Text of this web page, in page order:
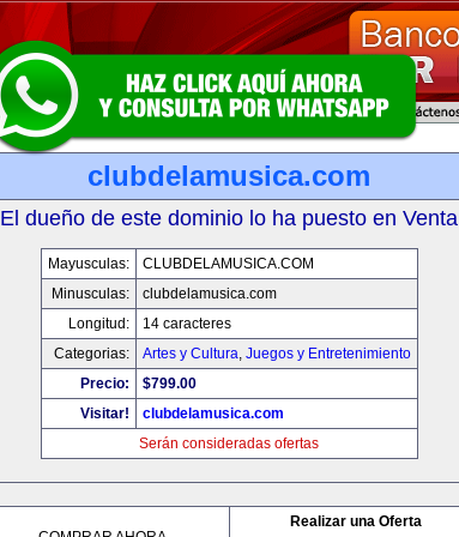
clubdelamusica.com
El dueño de este dominio lo ha puesto en Venta
Mayusculas:
CLUBDELAMUSICA.COM
Minusculas:
clubdelamusica.com
Longitud:
14 caracteres
Categorias:
Artes y Cultura, Juegos y Entretenimiento
Precio:
$799.00
Visitar!
clubdelamusica.com
Serán consideradas ofertas
Realizar una Oferta